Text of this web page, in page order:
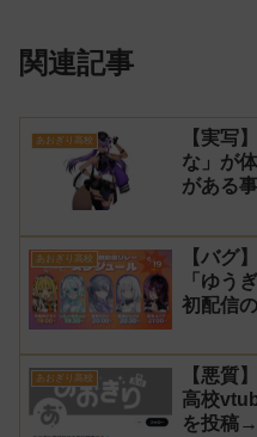
関連記事
あおぎり高校
【実写
な」が
がある
あおぎり高校
【バグ
「ゆう
初配信
あおぎり高校
【悪質
高校
を投稿